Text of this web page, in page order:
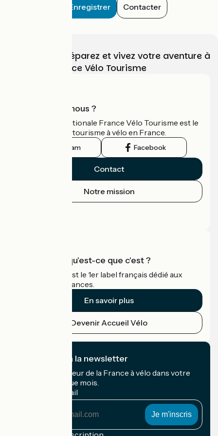
Enregistrer Contacter
Choisissez, préparez et vivez votre aventure à
vélo avec France Vélo Tourisme
Qui sommes-nous ?
L'association nationale France Vélo Tourisme est le
guide officiel du tourisme à vélo en France.
Instagram Facebook
Contact
Notre mission
Accueil Vélo qu'est-ce que c'est ?
Accueil Vélo c'est le 1er label français dédié aux
cyclistes en vacances.
En savoir plus
Devenir Accueil Vélo
Je m'abonne à la newsletter
Recevez le meilleur de la France à vélo dans votre
boîte mail chaque mois.
Mon adresse mail